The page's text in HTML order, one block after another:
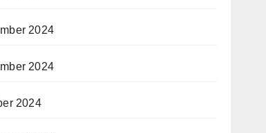
2024
2024
2024